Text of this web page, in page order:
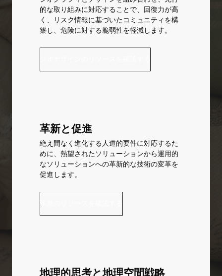
的な取り組みに対応することで、回復力が高
く、リスク情報に基づいたコミュニティを構
築し、危険に対する脆弱性を軽減します。
革新と促進
絶え間なく進化する人道的要件に対応するた
めに、熱望されたソリューションから運用的
なソリューションへの革新的な技術の変革を
促進します。
革新のリソースを確認する
地理的思考と地理空間戦略